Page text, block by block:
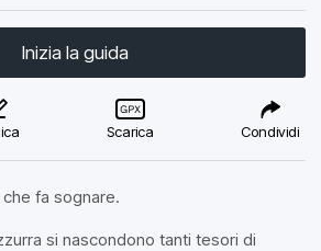
Inizia la guida
Scarica Condividi
fa sognare.
si nascondono tanti tesori di